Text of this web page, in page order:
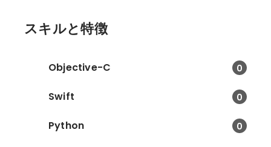
スキルと特徴
Objective-C 0
Swift 0
Python 0